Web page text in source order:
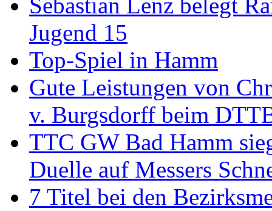
Sebastian Lenz belegt
Jugend 15
Top-Spiel in Hamm
Gute Leistungen von
v. Burgsdorff beim
TTC GW Bad Hamm
Duelle auf Messers
7 Titel bei den